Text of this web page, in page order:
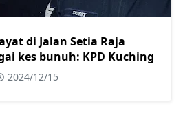
di Jalan Setia Raja
kes bunuh: KPD Kuching
2024/12/15